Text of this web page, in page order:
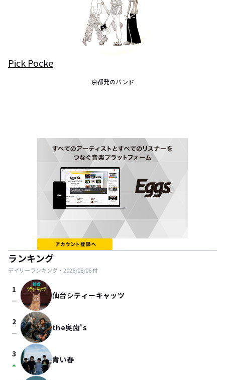
Pick Pocke
京都発のバンド
ランキング
デイリーランキング・ 2026/08/06付
1
check_indeterminate_small 仙台シティーキャッツ
2
check_indeterminate_small the奥歯's
3
arrow_drop_up 青い春